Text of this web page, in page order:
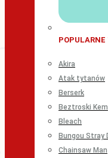
Akira
Atak tytanów
Berserk
Beztroski
Bleach
Bungou Stray
Chainsaw Man